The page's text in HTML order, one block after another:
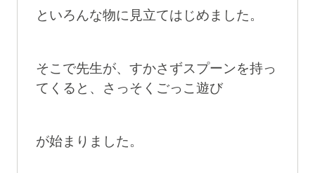
といろんな物に見立てはじめました。
そこで先生が、すかさずスプーンを持っ
てくると、さっそくごっこ遊び
が始まりました。